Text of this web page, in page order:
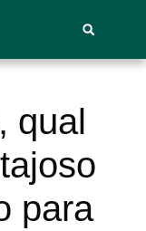
qual
para